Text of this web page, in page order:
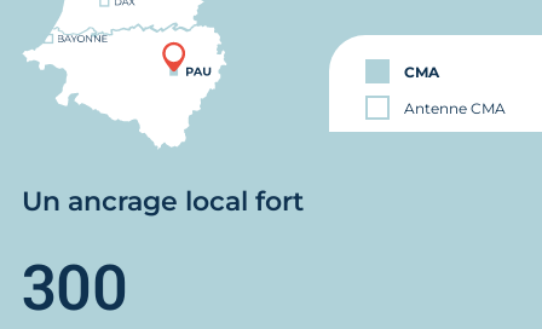
CMA
Antenne CMA
Un ancrage local fort
300